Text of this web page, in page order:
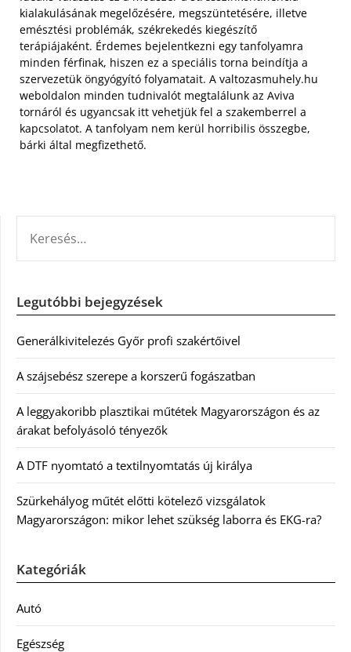
kialakulásának megelőzésére, megszüntetésére, illetve
emésztési problémák, székrekedés kiegészítő
terápiájaként. Érdemes bejelentkezni egy tanfolyamra
minden férfinak, hiszen ez a speciális torna beindítja a
szervezetük öngyógyító folyamatait. A valtozasmuhely.hu
weboldalon minden tudnivalót megtalálunk az Aviva
tornáról és ugyancsak itt vehetjük fel a szakemberrel a
kapcsolatot. A tanfolyam nem kerül horribilis összegbe,
bárki által megfizethető.
Legutóbbi bejegyzések
Generálkivitelezés Győr profi szakértőivel
A szájsebész szerepe a korszerű fogászatban
A leggyakoribb plasztikai műtétek Magyarországon és az
árakat befolyásoló tényezők
A DTF nyomtató a textilnyomtatás új királya
Szürkehályog műtét előtti kötelező vizsgálatok
Magyarországon: mikor lehet szükség laborra és EKG-ra?
Kategóriák
Autó
Egészség